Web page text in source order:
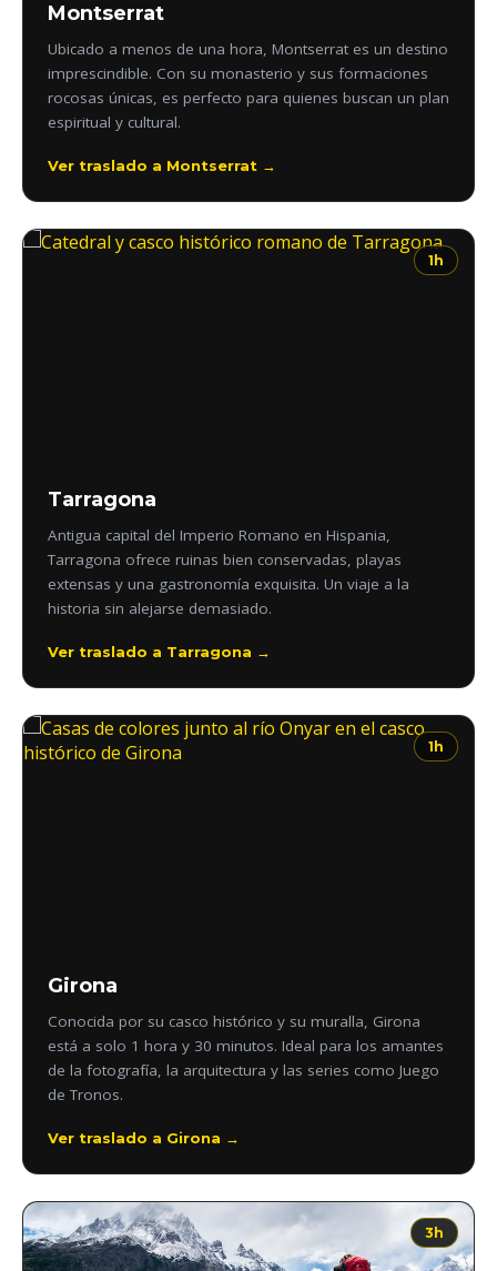
Montserrat
Ubicado a menos de una hora, Montserrat es un destino
imprescindible. Con su monasterio y sus formaciones
rocosas únicas, es perfecto para quienes buscan un plan
espiritual y cultural.
Ver traslado a Montserrat →
1h
Tarragona
Antigua capital del Imperio Romano en Hispania,
Tarragona ofrece ruinas bien conservadas, playas
extensas y una gastronomía exquisita. Un viaje a la
historia sin alejarse demasiado.
Ver traslado a Tarragona →
1h
Girona
Conocida por su casco histórico y su muralla, Girona
está a solo 1 hora y 30 minutos. Ideal para los amantes
de la fotografía, la arquitectura y las series como Juego
de Tronos.
Ver traslado a Girona →
3h